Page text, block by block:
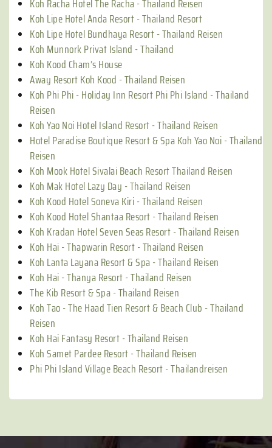
Koh Racha Hotel The Racha - Thailand Reisen
Koh Lipe Hotel Anda Resort - Thailand Resort
Koh Lipe Hotel Bundhaya Resort - Thailand Reisen
Koh Munnork Privat Island - Thailand
Koh Kood Cham’s House
Away Resort Koh Kood - Thailand Reisen
Koh Phi Phi - Holiday Inn Resort Phi Phi Island - Thailand
Reisen
Koh Yao Noi Hotel Island Resort - Thailand Reisen
Hotel Paradise Boutique Resort & Spa Koh Yao Noi - Thailand
Reisen
Koh Mook Hotel Sivalai Beach Resort Thailand Reisen
Koh Mak Hotel Lazy Day - Thailand Reisen
Koh Kood Hotel Soneva Kiri - Thailand Reisen
Koh Kood Hotel Shantaa Resort - Thailand Reisen
Koh Kradan Hotel Seven Seas Resort - Thailand Reisen
Koh Hai - Thapwarin Resort - Thailand Reisen
Koh Lanta Layana Resort & Spa - Thailand Reisen
Koh Hai - Thanya Resort - Thailand Reisen
The Kib Resort & Spa - Thailand Reisen
Koh Tao - The Haad Tien Resort & Beach Club - Thailand
Reisen
Koh Hai Fantasy Resort - Thailand Reisen
Koh Samet Pardee Resort - Thailand Reisen
Phi Phi Island Village Beach Resort - Thailandreisen